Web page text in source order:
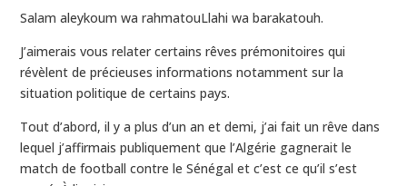
Salam aleykoum wa rahmatouLlahi wa barakatouh.
J’aimerais vous relater certains rêves prémonitoires qui
révèlent de précieuses informations notamment sur la
situation politique de certains pays.
Tout d’abord, il y a plus d’un an et demi, j’ai fait un rêve dans
lequel j’affirmais publiquement que l’Algérie gagnerait le
match de football contre le Sénégal et c’est ce qu’il s’est